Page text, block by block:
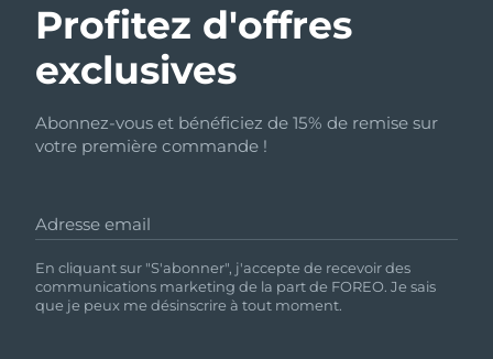
Profitez d'offres
exclusives
Abonnez-vous et bénéficiez de 15% de remise sur
votre première commande !
Adresse email
En cliquant sur "S'abonner", j'accepte de recevoir des
communications marketing de la part de FOREO. Je sais
que je peux me désinscrire à tout moment.